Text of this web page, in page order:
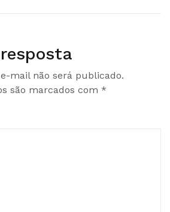
mail não será publicado.
são marcados com *